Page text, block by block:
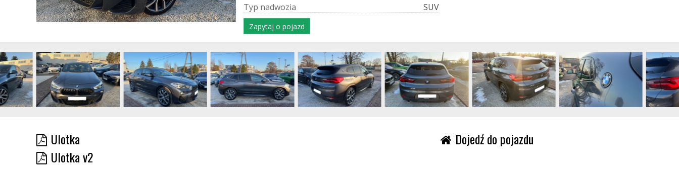
Typ nadwozia SUV
Zapytaj o pojazd
Ulotka
Ulotka v2
Dojedź do pojazdu